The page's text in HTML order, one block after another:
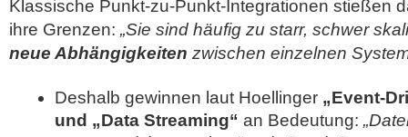
Klassische Punkt-zu-Punkt-Integrationen stießen
ihre Grenzen: „Sie sind häufig zu starr, schwer
neue Abhängigkeiten zwischen einzelnen
Deshalb gewinnen laut Hoellinger „Event-
und „Data Streaming“ an Bedeutung: